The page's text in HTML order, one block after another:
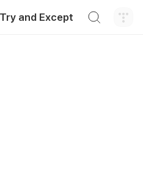
Try and Except